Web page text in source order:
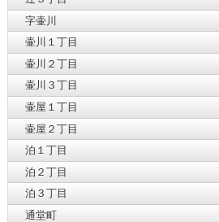
字壷川
壷川１丁目
壷川２丁目
壷川３丁目
壷屋１丁目
壷屋２丁目
泊１丁目
泊２丁目
泊３丁目
通堂町